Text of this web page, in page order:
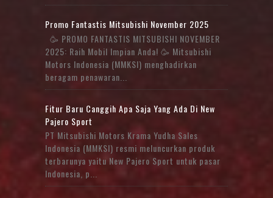
Promo Fantastis Mitsubishi November 2025
🥳 PROMO FANTASTIS MITSUBISHI NOVEMBER
2025: Raih Mobil Impian Anda! 🥳 Mitsubishi
Motors Indonesia (MMKSI) menghadirkan
beragam penawaran...
Fitur Baru Canggih Apa Saja Yang Ada Di New
Pajero Sport
PT Mitsubishi Motors Krama Yudha Sales
Indonesia (MMKSI) resmi meluncurkan produk
terbarunya yaitu New Pajero Sport untuk pasar
Indonesia, p...